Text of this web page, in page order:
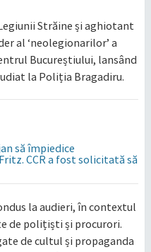
Străine și aghiotant
al ‘neolegionarilor’ a
Bucureștiului, lansând
la Poliția Bragadiru.
să împiedice
CCR a fost solicitată să
la audieri, în contextul
de polițiști și procurori.
de cultul și propaganda